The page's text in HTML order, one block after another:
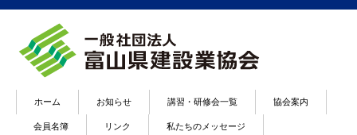
ホーム お知らせ 講習・研修会一覧 協会案内
会員名簿 リンク 私たちのメッセージ